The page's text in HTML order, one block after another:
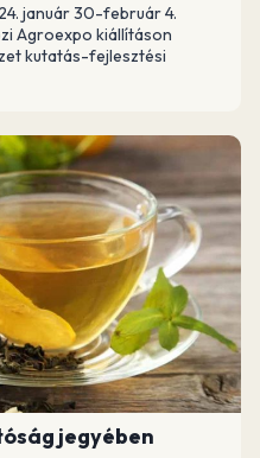
január 30-február 4.
Agroexpo kiállításon
kutatás-fejlesztési
jegyében